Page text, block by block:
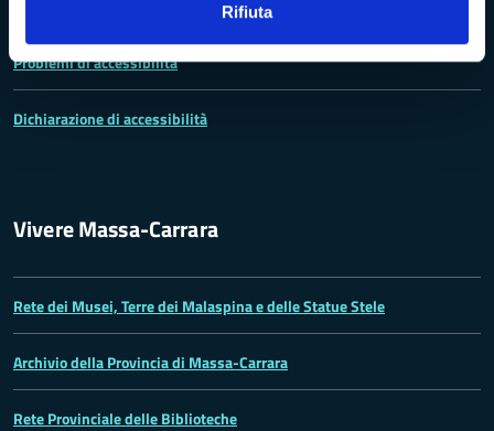
Rifiuta
Problemi di accessibilità
Dichiarazione di accessibilità
Vivere Massa-Carrara
Rete dei Musei, Terre dei Malaspina e delle Statue Stele
Archivio della Provincia di Massa-Carrara
Rete Provinciale delle Biblioteche